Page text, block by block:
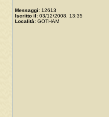
Messaggi: 12613
Iscritto il: 03/12/2008, 13:35
Località: GOTHAM